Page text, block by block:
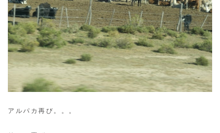
アルパカ再び。。。